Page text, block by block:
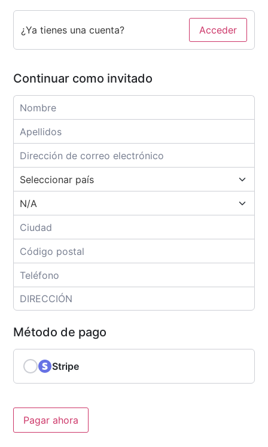
¿Ya tienes una cuenta? Acceder
Continuar como invitado
Método de pago
Stripe
Pagar ahora